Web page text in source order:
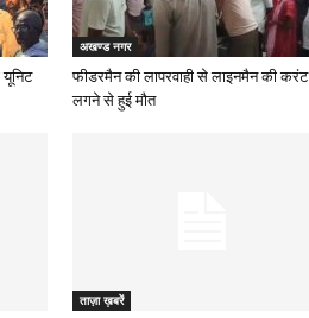
अखण्ड नगर
फीडरमैन की लापरवाही से लाइनमैन की करंट
लगने से हुई मौत
ताज़ा ख़बरें